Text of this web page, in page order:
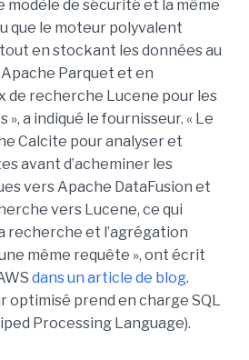
modèle de sécurité et la même
que le moteur polyvalent
en stockant les données au
Parquet et en
de recherche Lucene pour les
a indiqué le fournisseur. « Le
Calcite pour analyser et
avant d’acheminer les
vers Apache DataFusion et
vers Lucene, ce qui
recherche et l’agrégation
même requête », ont écrit
dans un article de blog.
optimisé prend en charge SQL
Processing Language).